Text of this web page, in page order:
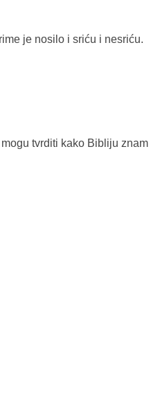
je nosilo i sriću i nesriću.
tvrditi kako Bibliju znam